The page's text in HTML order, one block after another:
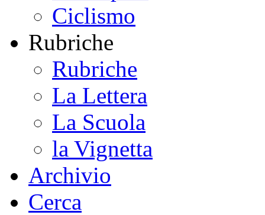
Ciclismo
Rubriche
Rubriche
La Lettera
La Scuola
la Vignetta
Archivio
Cerca